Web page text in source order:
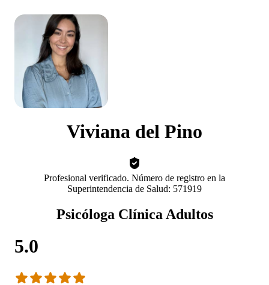
Viviana del Pino
Profesional verificado. Número de registro en la
Superintendencia de Salud: 571919
Psicóloga Clínica Adultos
5.0